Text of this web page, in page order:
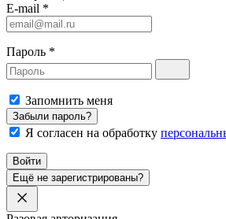
E-mail *
Пароль *
Запомнить меня
Забыли пароль?
Я согласен на обработку
Войти
Ещё не зарегистрированы?